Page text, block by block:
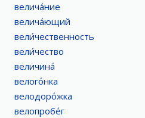
велича́ние
велича́ющий
вели́чественность
вели́чество
величина́
велого́нка
велодоро́жка
велопробе́г